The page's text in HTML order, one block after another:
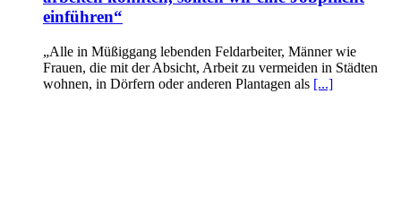
einführen“
„Alle in Müßiggang lebenden Feldarbeiter, Männer wie
Frauen, die mit der Absicht, Arbeit zu vermeiden in Städten
wohnen, in Dörfern oder anderen Plantagen als [...]